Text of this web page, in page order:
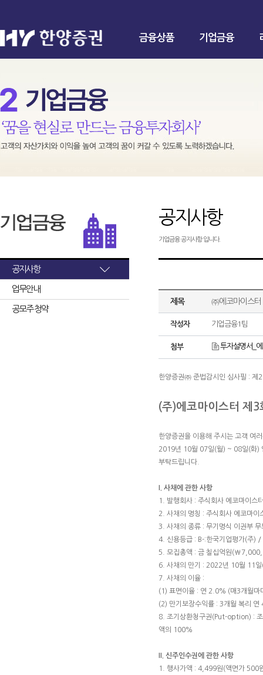
금융상품 기업금융
공지사항
업무안내
공모주 청약
공지사항
기업금융 공지사항 입니다.
제목 ㈜에코마이스터
작성자 기업금융1팀
첨부 투자설명서_
한양증권㈜ 준법감시인 심사필 :
(주)에코마이스터 제
한양증권을 이용해 주시는 고객 여
2019년 10월 07일(월) ~ 08일(화)
부탁드립니다.
I. 사채에 관한 사항
1. 발행회사 : 주식회사 에코마이스
2. 사채의 명칭 : 주식회사 에코마이
3. 사채의 종류 : 무기명식 이권부
4. 신용등급 : B-:한국기업평가(주) /
5. 모집총액 : 금 칠십억원
6. 사채의 만기 : 2022년 10월 11
7. 사채의 이율 :
(1) 표면이율 : 연 2.0% (매3개월마
(2) 만기보장수익률 : 3개월 복리
8. 조기상환청구권(Put-option) : 조
액의 100%
II. 신주인수권에 관한 사항
1. 행사가액 : 4,499원(액면가 500